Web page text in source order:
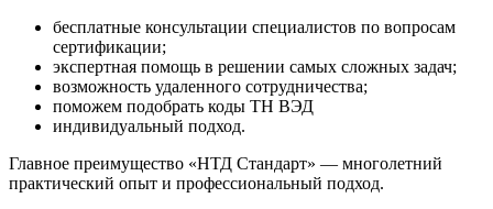
бесплатные консультации специалистов по вопросам
сертификации;
экспертная помощь в решении самых сложных задач;
возможность удаленного сотрудничества;
поможем подобрать коды ТН ВЭД
индивидуальный подход.
Главное преимущество «НТД Стандарт» — многолетний
практический опыт и профессиональный подход.